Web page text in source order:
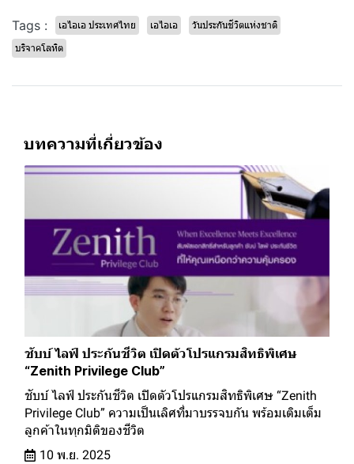
Tags : เอไอเอ ประเทศไทย เอไอเอ วันประกันชีวิตแห่งชาติ
บริจาคโลหิต
บทความที่เกี่ยวข้อง
ชับบ์ ไลฟ์ ประกันชีวิต เปิดตัวโปรแกรมสิทธิพิเศษ
“Zenith Privilege Club”
ชับบ์ ไลฟ์ ประกันชีวิต เปิดตัวโปรแกรมสิทธิพิเศษ “Zenith
Privilege Club” ความเป็นเลิศที่มาบรรจบกัน พร้อมเติมเต็ม
ลูกค้าในทุกมิติของชีวิต
10 พ.ย. 2025